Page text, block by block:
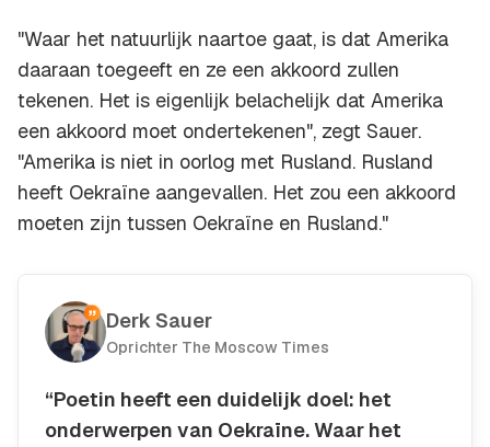
"Waar het natuurlijk naartoe gaat, is dat Amerika
daaraan toegeeft en ze een akkoord zullen
tekenen. Het is eigenlijk belachelijk dat Amerika
een akkoord moet ondertekenen", zegt Sauer.
"Amerika is niet in oorlog met Rusland. Rusland
heeft Oekraïne aangevallen. Het zou een akkoord
moeten zijn tussen Oekraïne en Rusland."
Derk Sauer
Oprichter The Moscow Times
“Poetin heeft een duidelijk doel: het
onderwerpen van Oekraïne. Waar het